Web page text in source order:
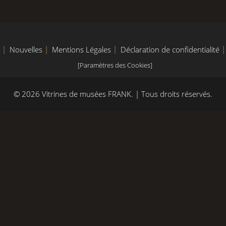
Nouvelles Mentions Légales Déclaration de confidentialité
[Paramètres des Cookies]
© 2026 Vitrines de musées FRANK. | Tous droits réservés.